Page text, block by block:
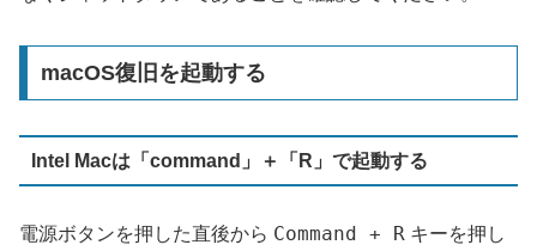
macOS復旧を起動する
Intel Macは「command」＋「R」で起動する
電源ボタンを押した直後から Command + R キーを押し